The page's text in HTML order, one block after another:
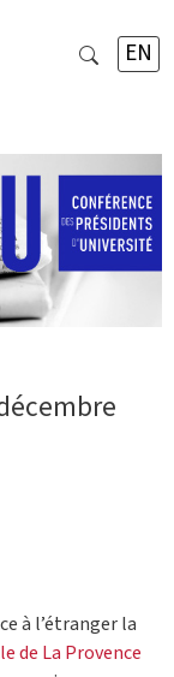
EN
à l’étranger la
de La Provence